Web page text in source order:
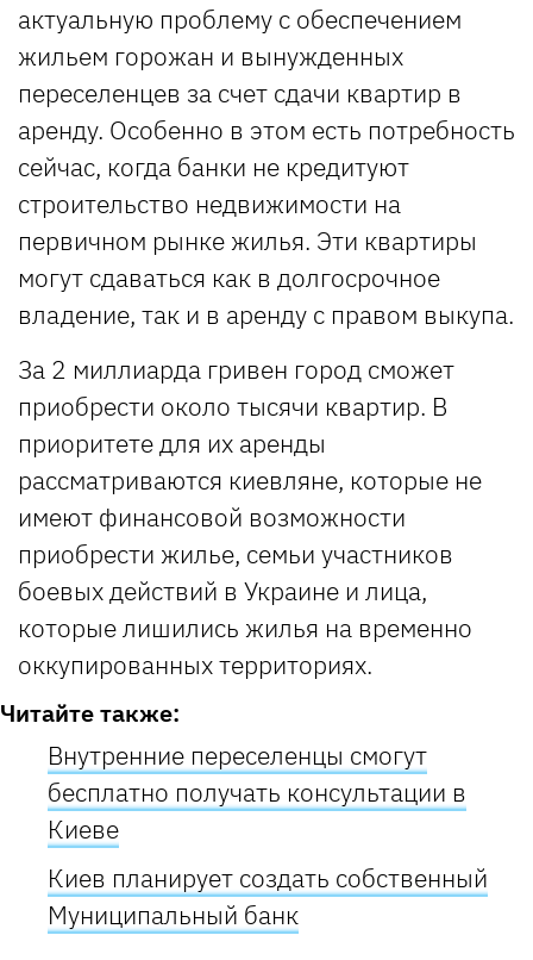
актуальную проблему с обеспечением
жильем горожан и вынужденных
переселенцев за счет сдачи квартир в
аренду. Особенно в этом есть потребность
сейчас, когда банки не кредитуют
строительство недвижимости на
первичном рынке жилья. Эти квартиры
могут сдаваться как в долгосрочное
владение, так и в аренду с правом выкупа.
За 2 миллиарда гривен город сможет
приобрести около тысячи квартир. В
приоритете для их аренды
рассматриваются киевляне, которые не
имеют финансовой возможности
приобрести жилье, семьи участников
боевых действий в Украине и лица,
которые лишились жилья на временно
оккупированных территориях.
Читайте также:
Внутренние переселенцы смогут
бесплатно получать консультации в
Киеве
Киев планирует создать собственный
Муниципальный банк